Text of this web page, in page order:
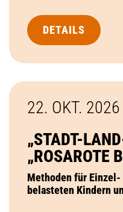
DETAILS
22. OKT. 2026
„STADT-
„ROSAROTE
Methoden für
belasteten Kindern